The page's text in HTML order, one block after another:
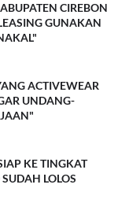
CIREBON
GUNAKAN
ACTIVEWEAR
UNDANG-
KE TINGKAT
LOLOS